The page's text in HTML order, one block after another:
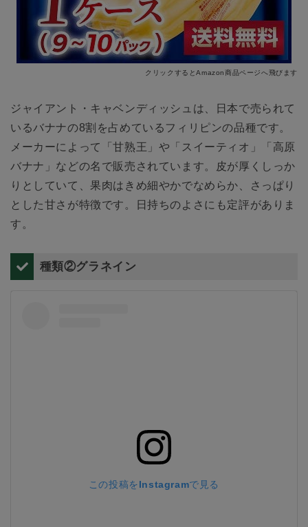
クリックするとAmazon商品ページへ飛びます
ジャイアント・キャベンディッシュは、日本で売られて
いるバナナの8割を占めているフィリピンの品種です。
メーカーによって「甘熟王」や「スイーティオ」「高原
バナナ」などの名で販売されています。皮が厚くしっか
りとしていて、果肉はきめ細やかでなめらか、さっぱり
とした甘さが特徴です。日持ちのよさにも定評がありま
す。
種類②グラネイン
この投稿をInstagramで見る